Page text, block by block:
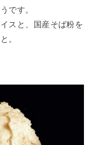
です。
スと、国産そば粉を
。